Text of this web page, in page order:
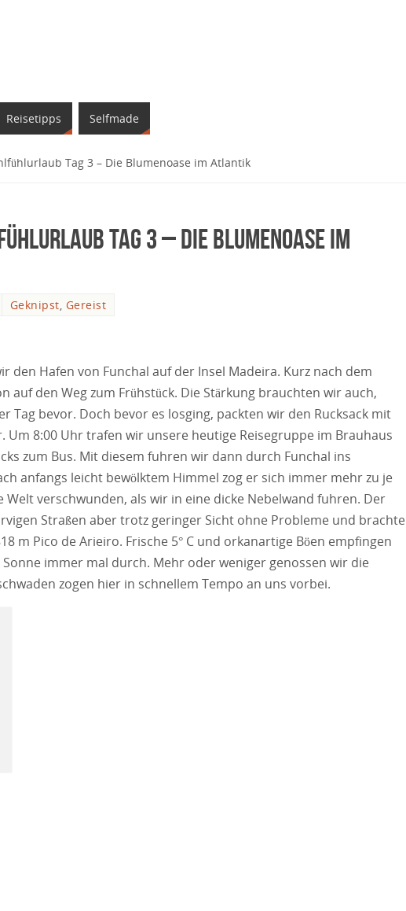
Reisetipps Selfmade
Tag 3 – Die Blumenoase im Atlantik
Tag 3 – Die Blumenoase im
Geknipst, Gereist
den Hafen von Funchal auf der Insel Madeira. Kurz nach dem
auf den Weg zum Frühstück. Die Stärkung brauchten wir auch,
Tag bevor. Doch bevor es losging, packten wir den Rucksack mit
Um 8:00 Uhr trafen wir unsere heutige Reisegruppe im Brauhaus
zum Bus. Mit diesem fuhren wir dann durch Funchal ins
anfangs leicht bewölktem Himmel zog er sich immer mehr zu je
verschwunden, als wir in eine dicke Nebelwand fuhren. Der
Straßen aber trotz geringer Sicht ohne Probleme und brachte
m Pico de Arieiro. Frische 5° C und orkanartige Böen empfingen
immer mal durch. Mehr oder weniger genossen wir die
zogen hier in schnellem Tempo an uns vorbei.